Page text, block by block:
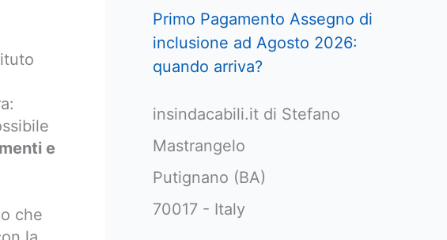
e
che
Primo Pagamento Assegno di
inclusione ad Agosto 2026:
quando arriva?
insindacabili.it di Stefano
Mastrangelo
Putignano (BA)
70017 - Italy